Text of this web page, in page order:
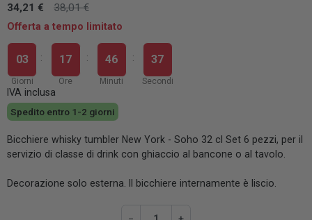
34,21 € 38,01 €
Offerta a tempo limitato
03
Giorni
: 1 7
Ore
: 46
Minuti
: 37
Secondi
IVA inclusa
Spedito entro 1-2 giorni
Bicchiere whisky tumbler New York - Soho 32 cl Set 6 pezzi, per il
servizio di classe di drink con ghiaccio al bancone o al tavolo.
Decorazione solo esterna. Il bicchiere internamente è liscio.